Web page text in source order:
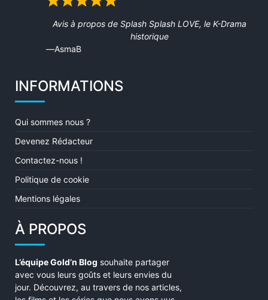
Rated
Avis à propos de Splash Splash LOVE, le K-Drama
historique
AsmaB
INFORMATIONS
Qui sommes nous ?
Devenez Rédacteur
Contactez-nous !
Politique de cookie
Mentions légales
À PROPOS
L’équipe Gold’n Blog souhaite partager
avec vous leurs goûts et leurs envies du
jour. Découvrez, au travers de nos articles,